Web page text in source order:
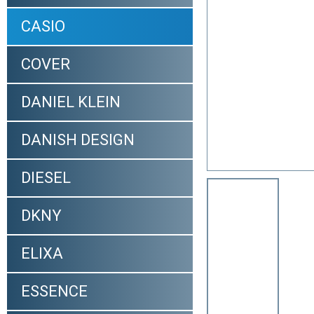
CASIO
COVER
DANIEL KLEIN
DANISH DESIGN
DIESEL
DKNY
ELIXA
ESSENCE